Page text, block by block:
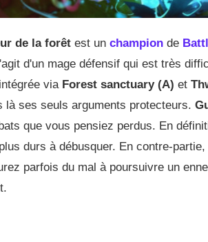
de la forêt est un champion de
d'un mage défensif qui est très
via Forest sanctuary (A) et
là ses seuls arguments protecteurs.
que vous pensiez perdus. En
durs à débusquer. En contre-
parfois du mal à poursuivre un